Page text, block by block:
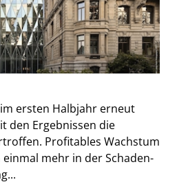
ersten Halbjahr erneut
den Ergebnissen die
Profitables Wachstum
mehr in der Schaden-